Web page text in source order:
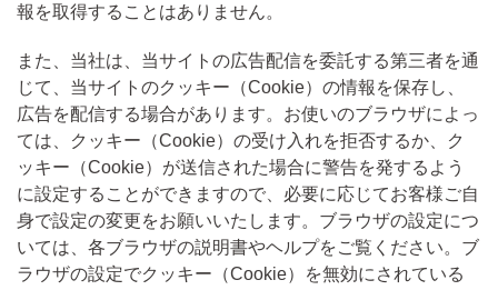
報を取得することはありません。
また、当社は、当サイトの広告配信を委託する第三者を通
じて、当サイトのクッキー（Cookie）の情報を保存し、
広告を配信する場合があります。お使いのブラウザによっ
ては、クッキー（Cookie）の受け入れを拒否するか、ク
ッキー（Cookie）が送信された場合に警告を発するよう
に設定することができますので、必要に応じてお客様ご自
身で設定の変更をお願いいたします。ブラウザの設定につ
いては、各ブラウザの説明書やヘルプをご覧ください。ブ
ラウザの設定でクッキー（Cookie）を無効にされている